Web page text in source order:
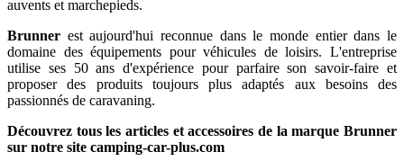
auvents et marchepieds.
Brunner est aujourd'hui reconnue dans le monde entier dans le
domaine des équipements pour véhicules de loisirs. L'entreprise
utilise ses 50 ans d'expérience pour parfaire son savoir-faire et
proposer des produits toujours plus adaptés aux besoins des
passionnés de caravaning.
Découvrez tous les articles et accessoires de la marque Brunner
sur notre site camping-car-plus.com